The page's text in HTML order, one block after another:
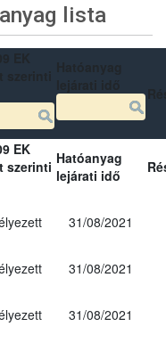
lista
EK
szerinti Hatóanyag
lejárati idő
31/08/2021
31/08/2021
31/08/2021